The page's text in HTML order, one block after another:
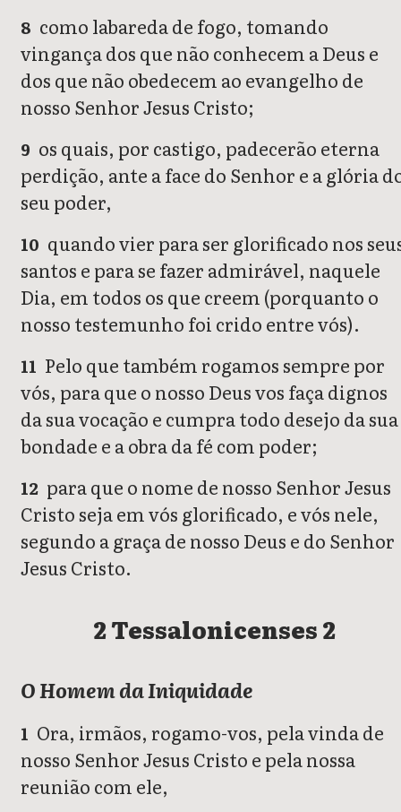
8 como labareda de fogo, tomando
vingança dos que não conhecem a Deus e
dos que não obedecem ao evangelho de
nosso Senhor Jesus Cristo;
9 os quais, por castigo, padecerão eterna
perdição, ante a face do Senhor e a glória
seu poder,
10 quando vier para ser glorificado nos
santos e para se fazer admirável, naquele
Dia, em todos os que creem (porquanto o
nosso testemunho foi crido entre vós).
11 Pelo que também rogamos sempre por
vós, para que o nosso Deus vos faça dignos
da sua vocação e cumpra todo desejo da sua
bondade e a obra da fé com poder;
12 para que o nome de nosso Senhor Jesus
Cristo seja em vós glorificado, e vós nele,
segundo a graça de nosso Deus e do Senhor
Jesus Cristo.
2 Tessalonicenses 2
O Homem da Iniquidade
1 Ora, irmãos, rogamo-vos, pela vinda de
nosso Senhor Jesus Cristo e pela nossa
reunião com ele,